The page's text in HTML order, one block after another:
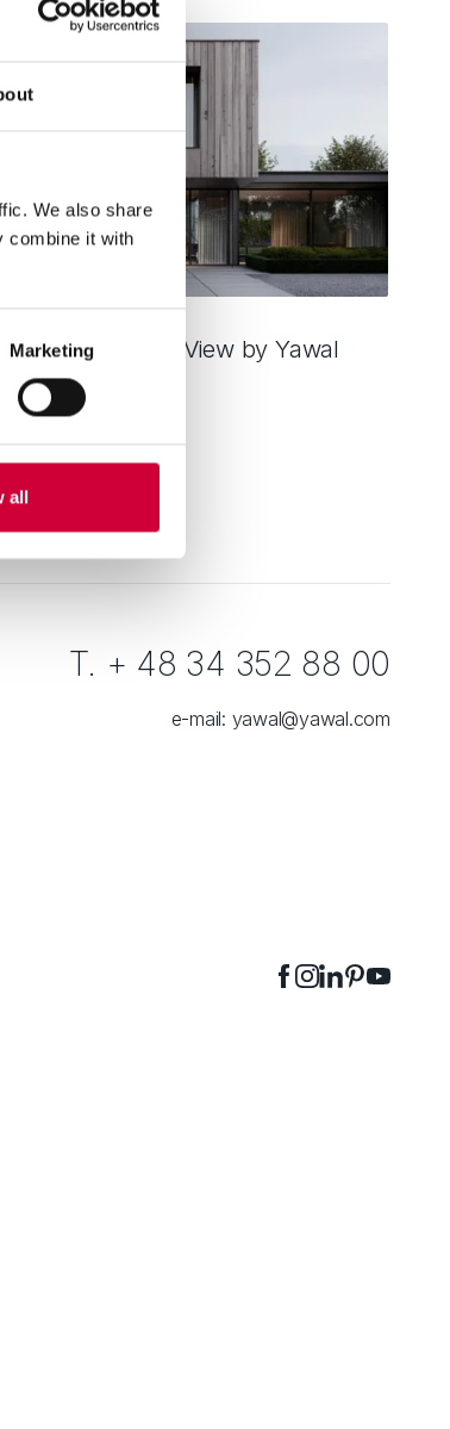
We also share
combine it with
Marketing
all
okna MoreView by Yawal
T. + 48 34 352 88 00
e-mail: yawal@yawal.com